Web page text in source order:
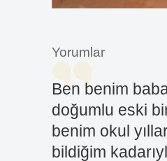
Yorumlar
Ben benim
doğumlu eski
benim okul
bildiğim